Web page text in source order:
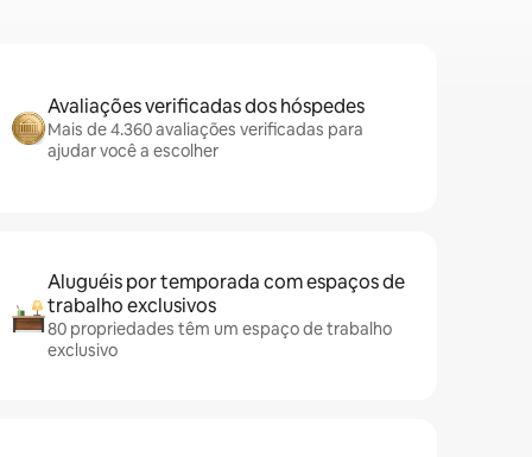
Avaliações verificadas dos hóspedes
Mais de 4.360 avaliações verificadas para
ajudar você a escolher
Aluguéis por temporada com espaços de
trabalho exclusivos
80 propriedades têm um espaço de trabalho
exclusivo